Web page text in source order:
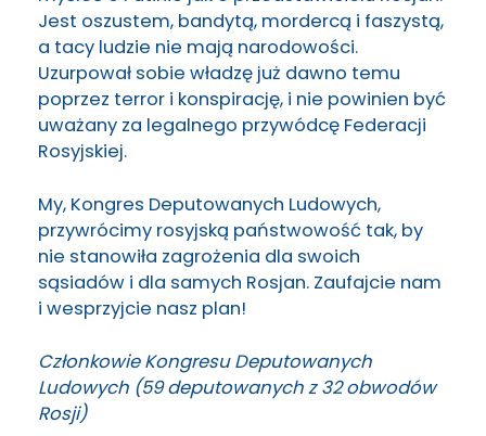
Jest oszustem, bandytą, mordercą i faszystą,
a tacy ludzie nie mają narodowości.
Uzurpował sobie władzę już dawno temu
poprzez terror i konspirację, i nie powinien być
uważany za legalnego przywódcę Federacji
Rosyjskiej.
My, Kongres Deputowanych Ludowych,
przywrócimy rosyjską państwowość tak, by
nie stanowiła zagrożenia dla swoich
sąsiadów i dla samych Rosjan. Zaufajcie nam
i wesprzyjcie nasz plan!
Członkowie Kongresu Deputowanych
Ludowych (59 deputowanych z 32 obwodów
Rosji)